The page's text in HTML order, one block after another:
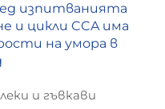
изпитванията
и цикли CCA има
на умора в
и гъвкави